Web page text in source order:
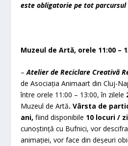
este obligatorie pe tot
Muzeul de Artă, orele 11:00 –
–Atelier de Reciclare Creativă
de Asociația Animaart din Cluj-
între orele 11:00 – 13:00, în zilele
Muzeul de Artă. Vârsta de
ani, fiind disponibile 10 locuri / zi
cunoștință cu Bufnici, vor
animației, vor face din deșeuri